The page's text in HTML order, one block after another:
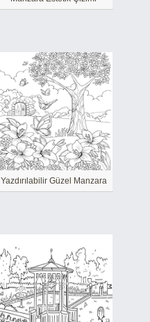
Yazdırılabilir Güzel Manzara